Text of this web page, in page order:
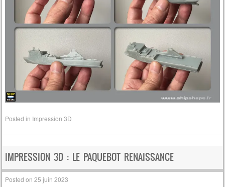
Posted in Impression 3D
IMPRESSION 3D : LE PAQUEBOT RENAISSANCE
Posted on25 juin 2023